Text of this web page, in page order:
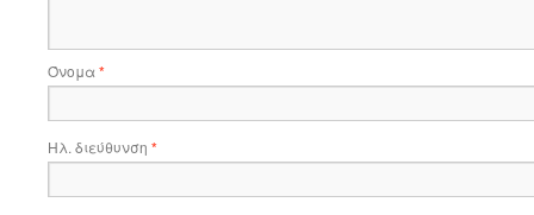
Όνομα*
Ηλ. διεύθυνση *